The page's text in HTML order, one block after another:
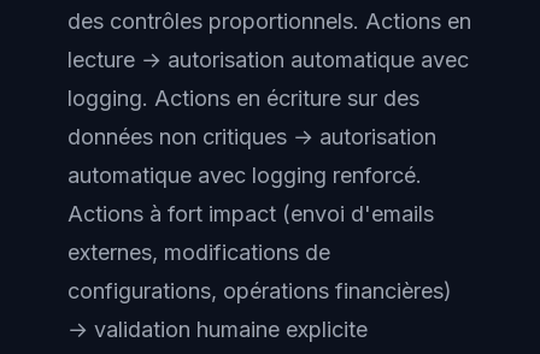
des contrôles proportionnels. Actions en
lecture → autorisation automatique avec
logging. Actions en écriture sur des
données non critiques → autorisation
automatique avec logging renforcé.
Actions à fort impact (envoi d'emails
externes, modifications de
configurations, opérations financières)
→ validation humaine explicite